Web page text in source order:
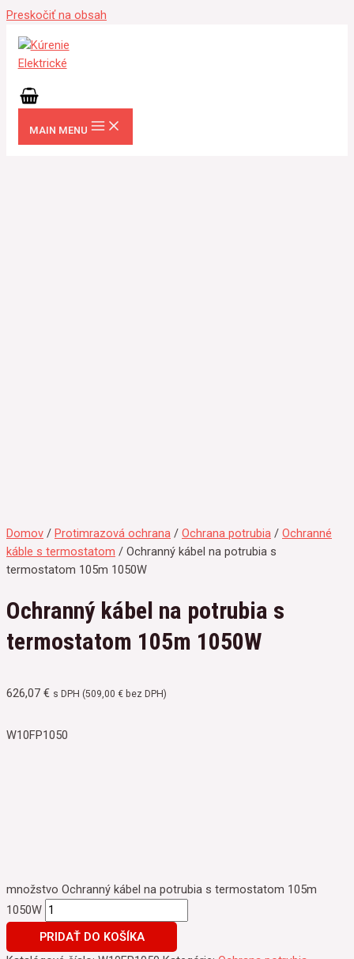
Preskočiť na obsah
MAIN MENU
Domov / Protimrazová ochrana / Ochrana potrubia / Ochranné
káble s termostatom / Ochranný kábel na potrubia s
termostatom 105m 1050W
Ochranný kábel na potrubia s
termostatom 105m 1050W
626,07 € s DPH (509,00 € bez DPH)
W10FP1050
množstvo Ochranný kábel na potrubia s termostatom 105m
1050W
PRIDAŤ DO KOŠÍKA